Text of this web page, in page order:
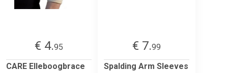
€ 4.95
CARE Elleboogbrace
€ 7.99
Spalding Arm Sleeves